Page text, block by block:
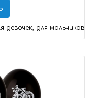
девочек, для мальчиков